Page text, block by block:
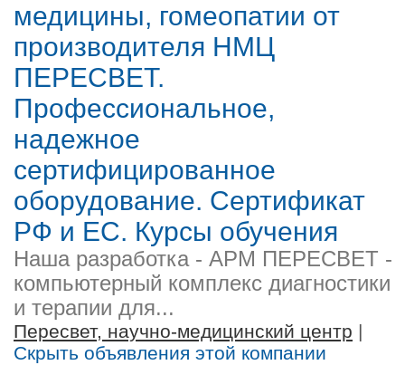
медицины, гомеопатии от
производителя НМЦ
ПЕРЕСВЕТ.
Профессиональное,
надежное
сертифицированное
оборудование. Сертификат
РФ и ЕС. Курсы обучения
Наша разработка - АРМ ПЕРЕСВЕТ -
компьютерный комплекс диагностики
и терапии для...
Пересвет, научно-медицинский центр |
Скрыть объявления этой компании